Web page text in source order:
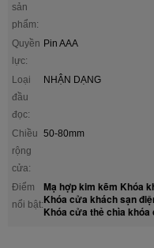
sản
phẩm:
Quyền
lực:
Pin AAA
Loại
đầu
đọc:
NHẬN DẠNG
Chiều
rộng
cửa:
50-80mm
Điểm
nổi bật:
Mạ hợp kim kẽm Khóa
Khóa cửa khách sạn
Khóa cửa thẻ chìa khóa